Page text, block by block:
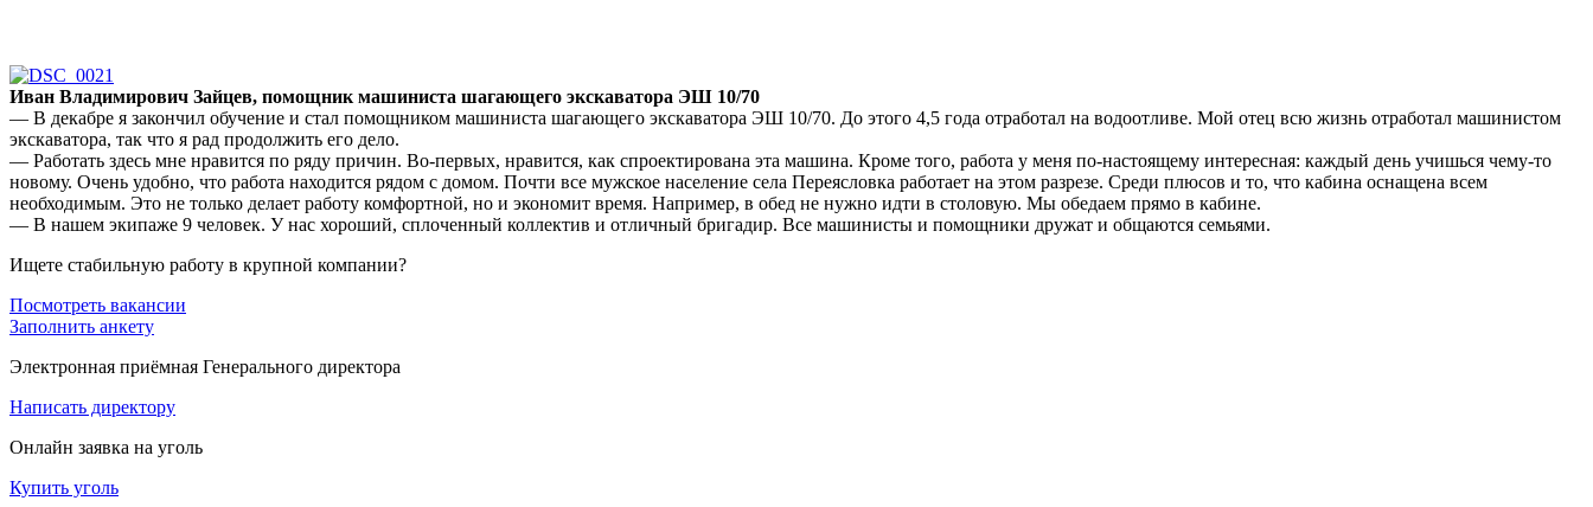
Иван Владимирович Зайцев, помощник машиниста шагающего экскаватора ЭШ 10/70
— В декабре я закончил обучение и стал помощником машиниста шагающего экскаватора ЭШ 10/70. До этого 4,5 года отработал на водоотливе. Мой отец всю жизнь отработал машинистом
экскаватора, так что я рад продолжить его дело.
— Работать здесь мне нравится по ряду причин. Во-первых, нравится, как спроектирована эта машина. Кроме того, работа у меня по-настоящему интересная: каждый день учишься чему-то
новому. Очень удобно, что работа находится рядом с домом. Почти все мужское население села Переясловка работает на этом разрезе. Среди плюсов и то, что кабина оснащена всем
необходимым. Это не только делает работу комфортной, но и экономит время. Например, в обед не нужно идти в столовую. Мы обедаем прямо в кабине.
— В нашем экипаже 9 человек. У нас хороший, сплоченный коллектив и отличный бригадир. Все машинисты и помощники дружат и общаются семьями.
Ищете стабильную работу в крупной компании?
Посмотреть вакансии
Заполнить анкету
Электронная приёмная Генерального директора
Написать директору
Онлайн заявка на уголь
Купить уголь